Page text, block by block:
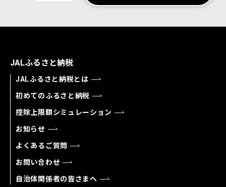
JALふるさと納税
JALふるさと納税とは
初めてのふるさと納税
控除上限額シミュレーション
お知らせ
よくあるご質問
お問い合わせ
自治体関係者の皆さまへ